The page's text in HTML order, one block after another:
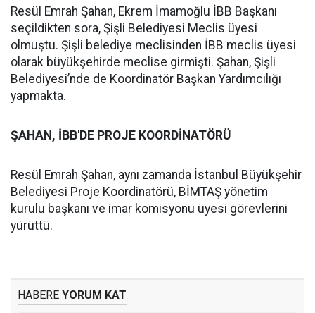
Resül Emrah Şahan, Ekrem İmamoğlu İBB Başkanı
seçildikten sora, Şişli Belediyesi Meclis üyesi
olmuştu. Şişli belediye meclisinden İBB meclis üyesi
olarak büyükşehirde meclise girmişti. Şahan, Şişli
Belediyesi’nde de Koordinatör Başkan Yardımcılığı
yapmakta.
ŞAHAN, İBB'DE PROJE KOORDİNATÖRÜ
Resül Emrah Şahan, aynı zamanda İstanbul Büyükşehir
Belediyesi Proje Koordinatörü, BİMTAŞ yönetim
kurulu başkanı ve imar komisyonu üyesi görevlerini
yürüttü.
HABERE YORUM KAT